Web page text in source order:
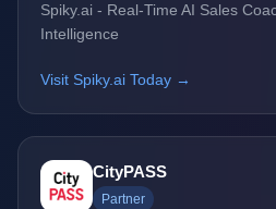
Spiky.ai - Real-Time AI Sales
Intelligence
Visit Spiky.ai Today →
CityPASS
Partner